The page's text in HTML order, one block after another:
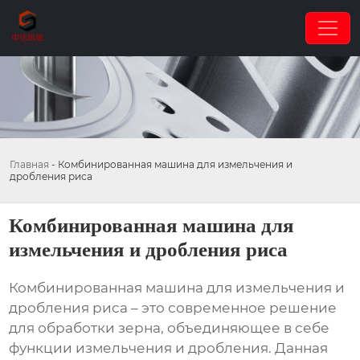
Главная - Комбинированная машина для измельчения и
дробления риса
Комбинированная машина для
измельчения и дробления риса
Комбинированная машина для измельчения и
дробления риса – это современное решение
для обработки зерна, объединяющее в себе
функции измельчения и дробления. Данная